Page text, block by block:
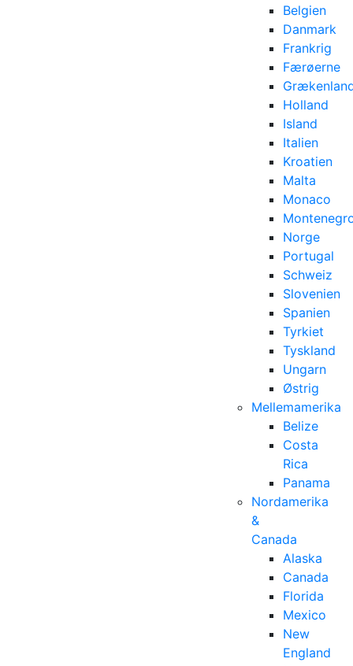
Belgien
Danmark
Frankrig
Færøerne
Holland
Island
Italien
Kroatien
Malta
Monaco
Norge
Portugal
Schweiz
Slovenien
Spanien
Tyrkiet
Tyskland
Ungarn
Østrig
Mellemamerika
Belize
Costa
Rica
Panama
Nordamerika
&
Canada
Alaska
Canada
Florida
Mexico
New
England